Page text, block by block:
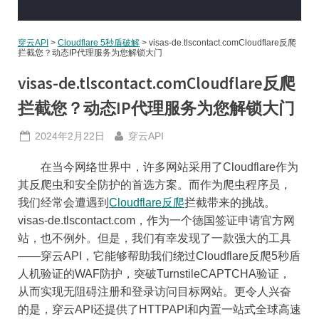
穿云API > Cloudflare 5秒盾破解 > visas-de.tlscontact.comCloudflare反爬
拦截您？动态IP代理服务为您解锁大门
visas-de.tlscontact.comCloudflare反爬
拦截您？动态IP代理服务为您解锁大门
Posted
2024年2月22日 By
穿云API
在当今网络世界中，许多网站采用了Cloudflare作为
其反爬虫和安全防护的首选方案。而作为爬虫程序员，
我们经常会遭遇到 Cloudflare反爬拦截带来的挑战。
visas-de.tlscontact.com，作为一个德国签证申请官方网
站，也不例外。但是，我们有幸发现了一款强大的工具
——穿云API，它能够帮助我们绕过Cloudflare反爬5秒盾
人机验证的WAF防护，突破TurnstileCAPTCHA验证，
从而实现无阻碍注册和登录访问目标网站。更令人兴奋
的是，穿云API还提供了HTTPAPI和内置一站式全球高速